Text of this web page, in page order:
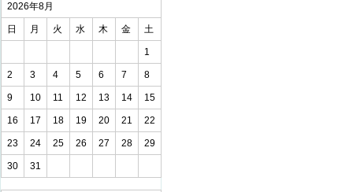
2026年8月
日 月 火 水 木 金 土
1
2 3 4 5 6 7 8
9 10 11 12 13 14 15
16 17 18 19 20 21 22
23 24 25 26 27 28 29
30 31